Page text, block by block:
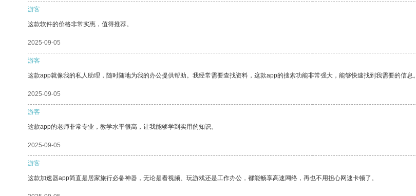
游客
这款软件的价格非常实惠，值得推荐。
2025-09-05
游客
这款app就像我的私人助理，随时随地为我的办公提供帮助。我经常需要查找资料，这款app的搜索功能非常强大，能够快速找到我需要的信息。
2025-09-05
游客
这款app的老师非常专业，教学水平很高，让我能够学到实用的知识。
2025-09-05
游客
这款加速器app简直是居家旅行必备神器，无论是看视频、玩游戏还是工作办公，都能畅享高速网络，再也不用担心网速卡顿了。